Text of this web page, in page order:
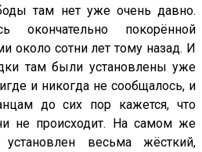
там нет уже очень давно.
окончательно покорённой
около сотни лет тому назад. И
там были установлены уже
и никогда не сообщалось, и
до сих пор кажется, что
не происходит. На самом же
весьма жёсткий,